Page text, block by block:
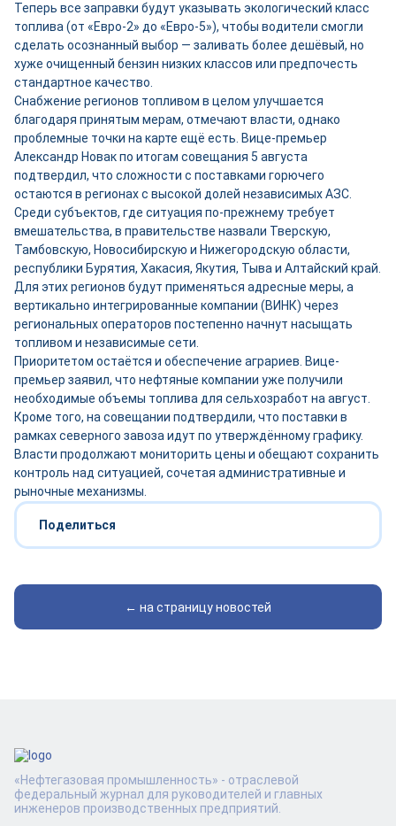
Теперь все заправки будут указывать экологический класс
топлива (от «Евро-2» до «Евро-5»), чтобы водители смогли
сделать осознанный выбор — заливать более дешёвый, но
хуже очищенный бензин низких классов или предпочесть
стандартное качество.
Снабжение регионов топливом в целом улучшается
благодаря принятым мерам, отмечают власти, однако
проблемные точки на карте ещё есть. Вице-премьер
Александр Новак по итогам совещания 5 августа
подтвердил, что сложности с поставками горючего
остаются в регионах с высокой долей независимых АЗС.
Среди субъектов, где ситуация по-прежнему требует
вмешательства, в правительстве назвали Тверскую,
Тамбовскую, Новосибирскую и Нижегородскую области,
республики Бурятия, Хакасия, Якутия, Тыва и Алтайский край.
Для этих регионов будут применяться адресные меры, а
вертикально интегрированные компании (ВИНК) через
региональных операторов постепенно начнут насыщать
топливом и независимые сети.
Приоритетом остаётся и обеспечение аграриев. Вице-
премьер заявил, что нефтяные компании уже получили
необходимые объемы топлива для сельхозработ на август.
Кроме того, на совещании подтвердили, что поставки в
рамках северного завоза идут по утверждённому графику.
Власти продолжают мониторить цены и обещают сохранить
контроль над ситуацией, сочетая административные и
рыночные механизмы.
Поделиться
← на страницу новостей
«Нефтегазовая промышленность» - отраслевой
федеральный журнал для руководителей и главных
инженеров производственных предприятий.